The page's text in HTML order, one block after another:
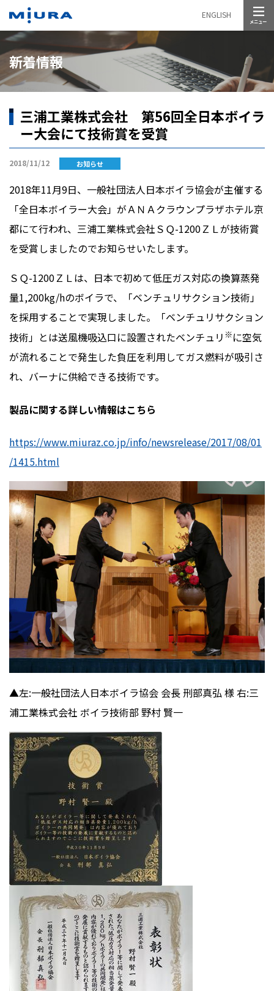
ENGLISH
新着情報
三浦工業株式会社 第56回全日本ボイラ
ー大会にて技術賞を受賞
2018/11/12 お知らせ
2018年11月9日、一般社団法人日本ボイラ協会が主催する
「全日本ボイラー大会」がＡＮＡクラウンプラザホテル京
都にて行われ、三浦工業株式会社ＳＱ-1200ＺＬが技術賞
を受賞しましたのでお知らせいたします。
ＳＱ-1200ＺＬは、日本で初めて低圧ガス対応の換算蒸発
量1,200kg/hのボイラで、「ベンチュリサクション技術」
を採用することで実現しました。「ベンチュリサクション
技術」とは送風機吸込口に設置されたベンチュリ ※に空気
が流れることで発生した負圧を利用してガス燃料が吸引さ
れ、バーナに供給できる技術です。
製品に関する詳しい情報はこちら
https://www.miuraz.co.jp/info/newsrelease/2017/08/01
/1415.html
▲左:一般社団法人日本ボイラ協会 会長 刑部真弘 様 右:三
浦工業株式会社 ボイラ技術部 野村 賢一